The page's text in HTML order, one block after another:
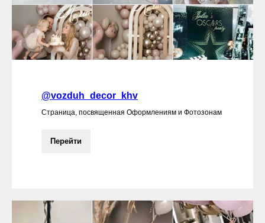
@vozduh_decor_khv
Страница, посвященная Оформлениям и Фотозонам
Перейти